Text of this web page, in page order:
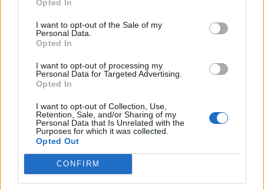
Opted In
I want to opt-out of the Sale of my
Personal Data.
Opted In
I want to opt-out of processing my
Personal Data for Targeted Advertising.
Opted In
I want to opt-out of Collection, Use,
Retention, Sale, and/or Sharing of my
Personal Data that Is Unrelated with the
Purposes for which it was collected.
Opted Out
CONFIRM